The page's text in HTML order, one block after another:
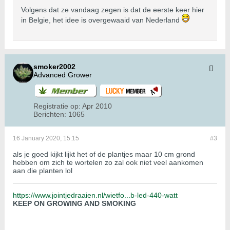
Volgens dat ze vandaag zegen is dat de eerste keer hier
in Belgie, het idee is overgewaaid van Nederland
smoker2002
Advanced Grower
Registratie op: Apr 2010
Berichten: 1065
#3
16 January 2020, 15:15
als je goed kijkt lijkt het of de plantjes maar 10 cm grond
hebben om zich te wortelen zo zal ook niet veel aankomen
aan die planten lol
https://www.jointjedraaien.nl/wietfo...b-led-440-watt
KEEP ON GROWING AND SMOKING